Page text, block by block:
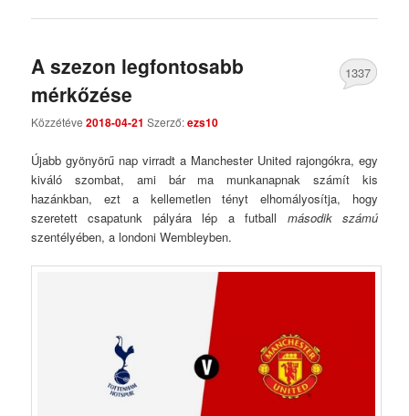
A szezon legfontosabb
mérkőzése
Közzétéve2018-04-21 Szerző:ezs10
1337
Újabb gyönyörű nap virradt a Manchester United rajongókra, egy
kiváló szombat, ami bár ma munkanapnak számít kis
hazánkban, ezt a kellemetlen tényt elhomályosítja, hogy
szeretett csapatunk pályára lép a futball második számú
szentélyében, a londoni Wembleyben.